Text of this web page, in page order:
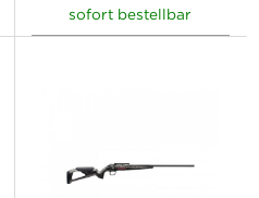
sofort bestellbar